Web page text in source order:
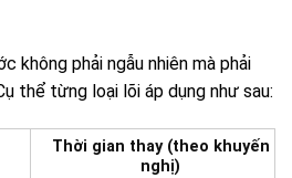
không phải ngẫu nhiên mà phải
thể từng loại lõi áp dụng như sau:
Thời gian thay (theo khuyến
nghị)